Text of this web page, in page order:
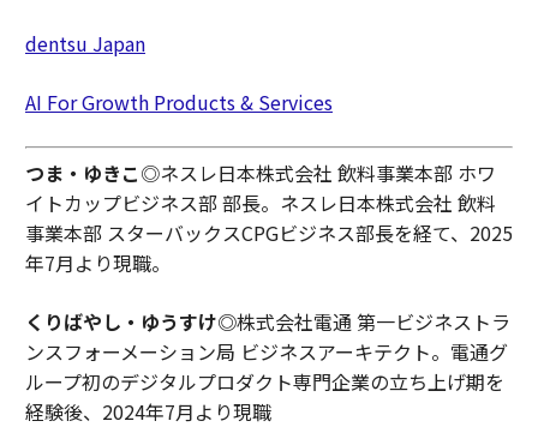
dentsu Japan
AI For Growth Products & Services
つま・ゆきこ◎ネスレ日本株式会社 飲料事業本部 ホワ
イトカップビジネス部 部長。ネスレ日本株式会社 飲料
事業本部 スターバックスCPGビジネス部長を経て、2025
年7月より現職。
くりばやし・ゆうすけ◎株式会社電通 第一ビジネストラ
ンスフォーメーション局 ビジネスアーキテクト。電通グ
ループ初のデジタルプロダクト専門企業の立ち上げ期を
経験後、2024年7月より現職